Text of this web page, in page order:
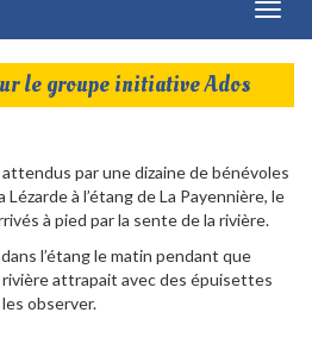
le groupe initiative Ados
attendus par une dizaine de bénévoles
à l’étang de La Payennière, le
à pied par la sente de la rivière.
l’étang le matin pendant que
rivière attrapait avec des épuisettes
observer.